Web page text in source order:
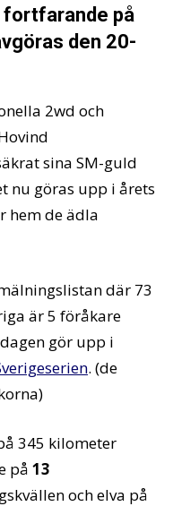
fortfarande på
den 20-
2wd och
sina SM-guld
nu göras upp i årets
hem de ädla
där 73
är 5 föråkare
gör upp i
. (de
345 kilometer
på 13
och elva på